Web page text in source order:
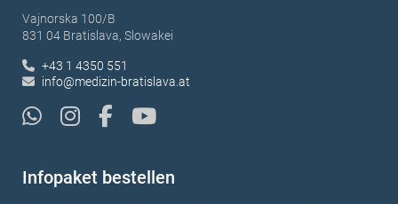
Vajnorska 100/B
831 04 Bratislava, Slowakei
+43 1 4350 551
info@medizin-bratislava.at
Infopaket bestellen